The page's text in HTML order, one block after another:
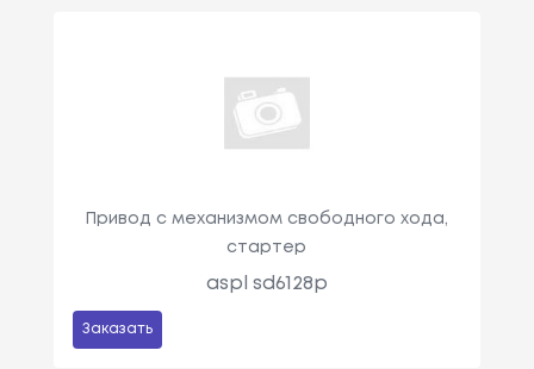
Привод с механизмом свободного хода,
стартер
aspl sd6128p
Заказать